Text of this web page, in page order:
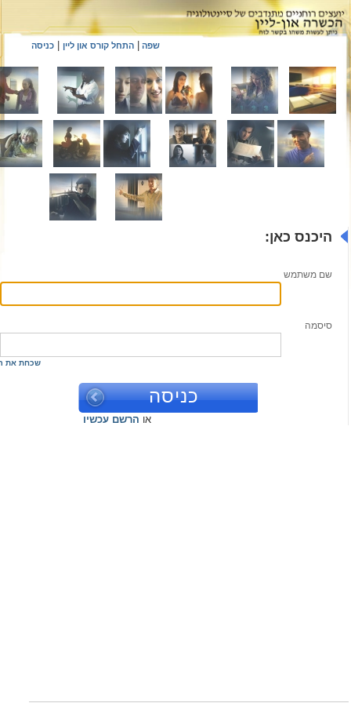
שפה התחל קורס און ליין כניסה
היכנס כאן:
שם משתמש
סיסמה
שכחת את
או הרשם עכשיו